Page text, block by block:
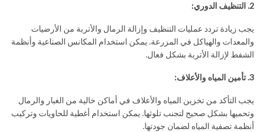
2. التنظيف الدوري:
يجب زيادة تردد عمليات التنظيف وإزالة الرمال والأتربة من الأرضيات
والمعدات والهياكل في المزرعة. يمكن استخدام المكانس الصناعية وأنظمة
الشفط لإزالة الأتربة بشكل فعال.
3. تأمين المياه والأعلاف:
يجب التأكد من تخزين المياه والأعلاف في أماكن خالية من الغبار والرمال
وتحميها بشكل صحيح لتجنب تلوثها. يمكن استخدام أغطية للحاويات وتركيب
أنظمة تصفية المياه لضمان جودتها.